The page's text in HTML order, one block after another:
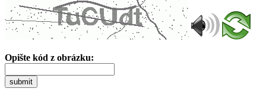
Opište kód z obrázku:
submit